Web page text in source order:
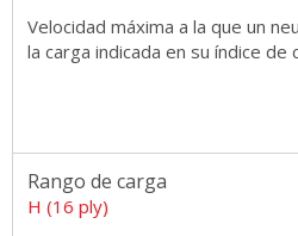
Velocidad máxima a la que un
la carga indicada en su índice de
Rango de carga
H (16 ply)